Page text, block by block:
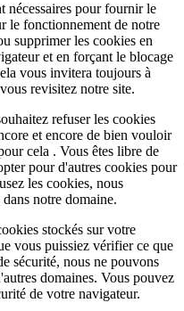
nécessaires pour fournir le
le fonctionnement de notre
supprimer les cookies en
et en forçant le blocage
vous invitera toujours à
revisitez notre site.
refuser les cookies
et encore de bien vouloir
cela . Vous êtes libre de
pour d'autres cookies pour
les cookies, nous
notre domaine.
stockés sur votre
vous puissiez vérifier ce que
sécurité, nous ne pouvons
domaines. Vous pouvez
de votre navigateur.